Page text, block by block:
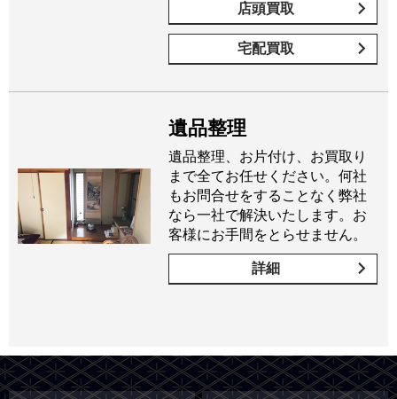
店頭買取
宅配買取
遺品整理
遺品整理、お片付け、お買取り
まで全てお任せください。何社
もお問合せをすることなく弊社
なら一社で解決いたします。お
客様にお手間をとらせません。
詳細